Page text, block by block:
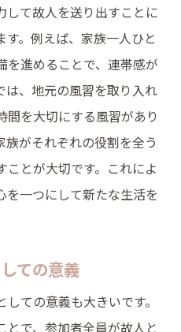
して故人を送り出すことに
。例えば、家族一人ひと
を進めることで、連帯感が
は、地元の風習を取り入れ
間を大切にする風習があり
族がそれぞれの役割を全う
ことが大切です。これによ
を一つにして新たな生活を
ての意義
ての意義も大きいです。
で、参加者全員が故人と